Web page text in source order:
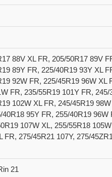
88V XL FR, 205/50R17 89V
89Y FR, 225/40R19 93Y XL
92W FR, 225/45R19 96W
FR, 235/55R19 101Y FR,
102W XL FR, 245/45R19
95Y FR, 255/40R19
107W XL, 255/55R18
FR, 275/45R21 107Y, 275/
21